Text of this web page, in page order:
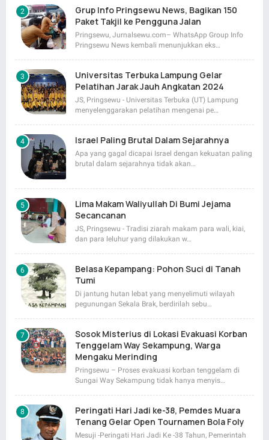
Grup Info Pringsewu News, Bagikan 150
Paket Takjil ke Pengguna Jalan
Pringsewu, Jurnalsewu.com– WhatsApp Group Info
Pringsewu News kembali menunjukkan eks…
Universitas Terbuka Lampung Gelar
Pelatihan Jarak Jauh Angkatan 2024
JS, Pringsewu - Universitas Terbuka (UT) Lampung
menyelenggarakan pelatihan mengenai pe…
Israel Paling Brutal Dalam Sejarahnya
Apa yang gagal dicapai Israel dengan kekuatan paling
brutal dalam sejarahnya tidak akan…
Lima Makam Waliyullah Di Bumi Jejama
Secancanan
JS, Pringsewu - Tradisi ziarah makam para wali, kiai,
dan para leluhur yang dilakukan w…
Belasa Kepampang: Pohon Suci di Tanah
Tumi
Di jantung hutan lebat yang menyelimuti wilayah
pegunungan Sekala Brak, berdirilah sebu…
Sosok Misterius di Lokasi Evakuasi Korban
Tenggelam Way Sekampung, Warga
Mengaku Merinding
Pringsewu – Proses evakuasi korban tenggelam di
Sungai Way Sekampung tidak hanya menyis…
Peringati Hari Jadi ke-38, Pemdes Muara
Tenang Gelar Open Tournamen Bola Foly
Mesuji -Peringati Hari Jadi Ke -38 Tahun, Pemerintah